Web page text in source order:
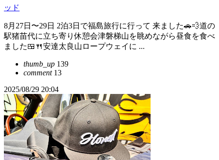
ッド
8月27日〜29日 2泊3日で福島旅行に行って 来ました🚗💨道の
駅猪苗代に立ち寄り休憩会津磐梯山を眺めながら昼食を食べ
ました🍱🍴安達太良山ロープウェイに ...
thumb_up 139
comment13
2025/08/29 20:04